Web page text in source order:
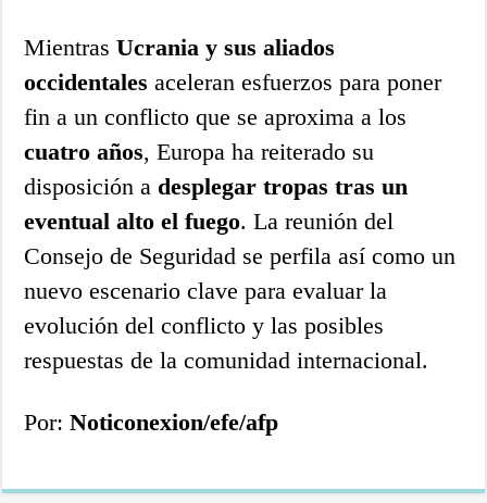
MientrasUcrania y sus aliados
occidentales aceleran esfuerzos para poner
fin a un conflicto que se aproxima a los
cuatro años, Europa ha reiterado su
disposición a desplegar tropas tras un
eventual alto el fuego. La reunión del
Consejo de Seguridad se perfila así como un
nuevo escenario clave para evaluar la
evolución del conflicto y las posibles
respuestas de la comunidad internacional.
Por: Noticonexion/efe/afp